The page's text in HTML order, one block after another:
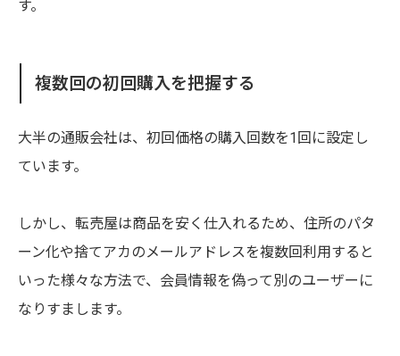
す。
複数回の初回購入を把握する
大半の通販会社は、初回価格の購入回数を1回に設定し
ています。
しかし、転売屋は商品を安く仕入れるため、住所のパタ
ーン化や捨てアカのメールアドレスを複数回利用すると
いった様々な方法で、会員情報を偽って別のユーザーに
なりすまします。